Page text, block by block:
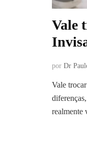
Vale
por Dr
Vale
realmente